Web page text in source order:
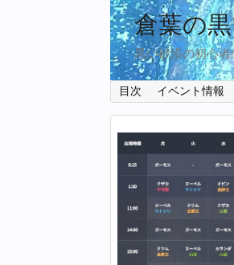
倉葉の
黒い砂漠の初心
目次 イベント情報